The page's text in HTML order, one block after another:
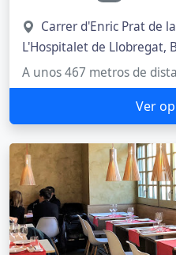
Carrer d'Enric Prat de
L'Hospitalet de Llobregat,
A unos 467 metros de
Ver